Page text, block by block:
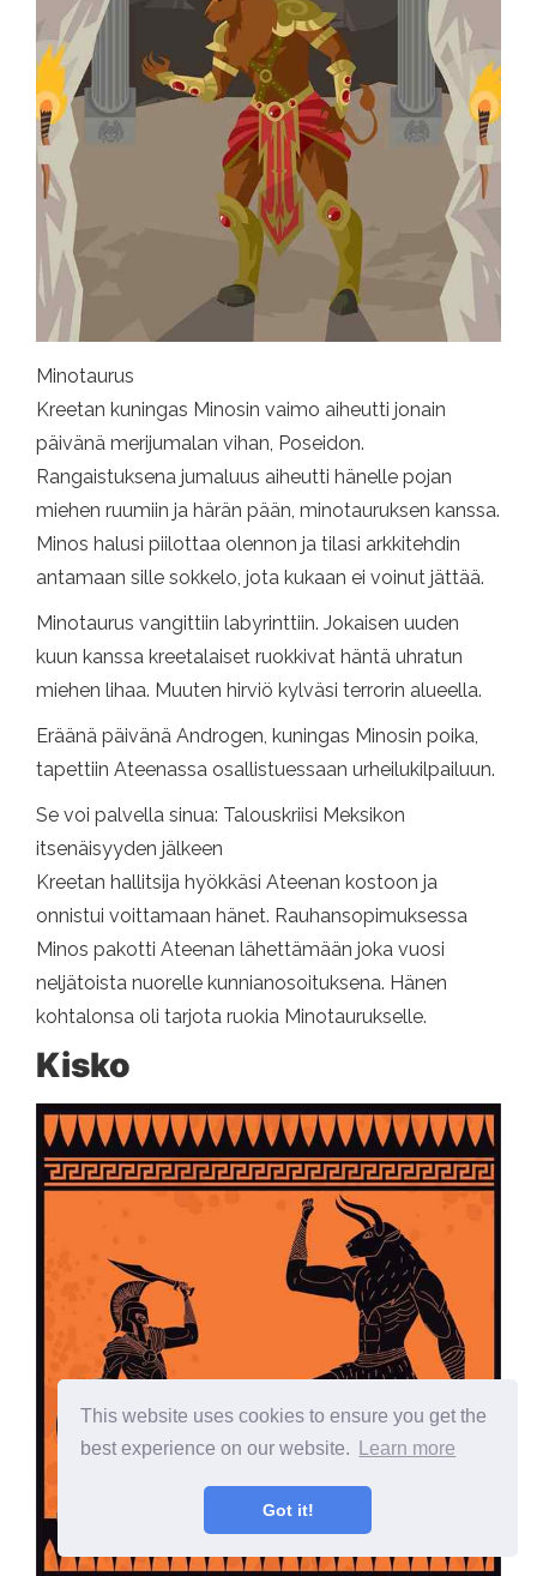
This website uses cookies to ensure you get the
best experience on our website.
Learn more
Got it!
Minotaurus
Kreetan kuningas Minosin vaimo aiheutti jonain
päivänä merijumalan vihan, Poseidon.
Rangaistuksena jumaluus aiheutti hänelle pojan
miehen ruumiin ja härän pään, minotauruksen kanssa.
Minos halusi piilottaa olennon ja tilasi arkkitehdin
antamaan sille sokkelo, jota kukaan ei voinut jättää.
Minotaurus vangittiin labyrinttiin. Jokaisen uuden
kuun kanssa kreetalaiset ruokkivat häntä uhratun
miehen lihaa. Muuten hirviö kylväsi terrorin alueella.
Eräänä päivänä Androgen, kuningas Minosin poika,
tapettiin Ateenassa osallistuessaan urheilukilpailuun.
Se voi palvella sinua: Talouskriisi Meksikon
itsenäisyyden jälkeen
Kreetan hallitsija hyökkäsi Ateenan kostoon ja
onnistui voittamaan hänet. Rauhansopimuksessa
Minos pakotti Ateenan lähettämään joka vuosi
neljätoista nuorelle kunnianosoituksena. Hänen
kohtalonsa oli tarjota ruokia Minotaurukselle.
Kisko